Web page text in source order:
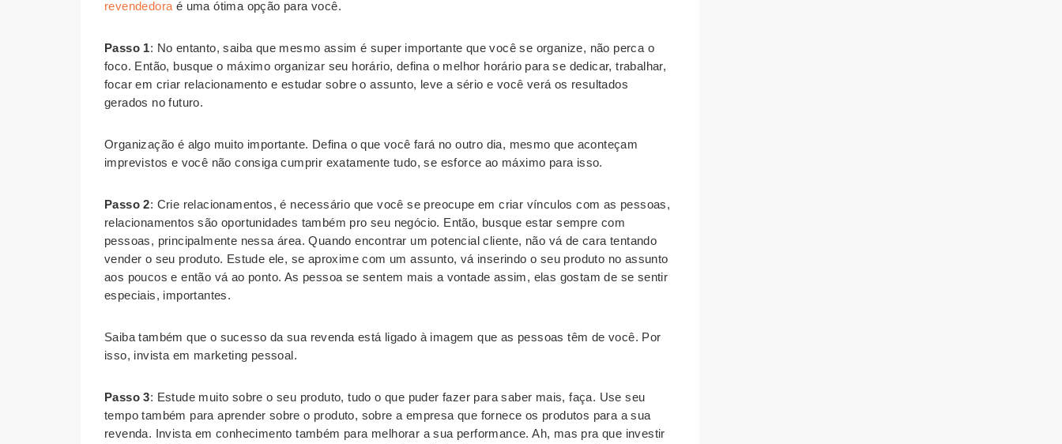
revendedora é uma ótima opção para você.
Passo 1: No entanto, saiba que mesmo assim é super importante que você se organize, não perca o
foco. Então, busque o máximo organizar seu horário, defina o melhor horário para se dedicar, trabalhar,
focar em criar relacionamento e estudar sobre o assunto, leve a sério e você verá os resultados
gerados no futuro.
Organização é algo muito importante. Defina o que você fará no outro dia, mesmo que aconteçam
imprevistos e você não consiga cumprir exatamente tudo, se esforce ao máximo para isso.
Passo 2: Crie relacionamentos, é necessário que você se preocupe em criar vínculos com as pessoas,
relacionamentos são oportunidades também pro seu negócio. Então, busque estar sempre com
pessoas, principalmente nessa área. Quando encontrar um potencial cliente, não vá de cara tentando
vender o seu produto. Estude ele, se aproxime com um assunto, vá inserindo o seu produto no assunto
aos poucos e então vá ao ponto. As pessoa se sentem mais a vontade assim, elas gostam de se sentir
especiais, importantes.
Saiba também que o sucesso da sua revenda está ligado à imagem que as pessoas têm de você. Por
isso, invista em marketing pessoal.
Passo 3: Estude muito sobre o seu produto, tudo o que puder fazer para saber mais, faça. Use seu
tempo também para aprender sobre o produto, sobre a empresa que fornece os produtos para a sua
revenda. Invista em conhecimento também para melhorar a sua performance. Ah, mas pra que investir